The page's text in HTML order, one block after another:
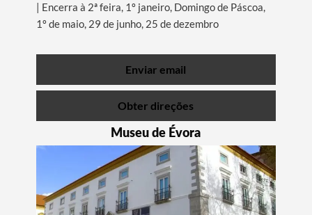
| Encerra à 2ª feira, 1º janeiro, Domingo de Páscoa,
1º de maio, 29 de junho, 25 de dezembro
Enviar email
Obter direções
Museu de Évora